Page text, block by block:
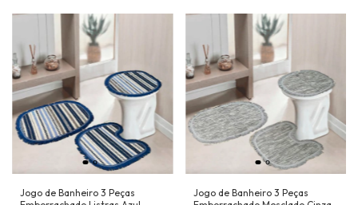
Jogo de Banheiro 3 Peças
Jogo de Banheiro 3 Peças